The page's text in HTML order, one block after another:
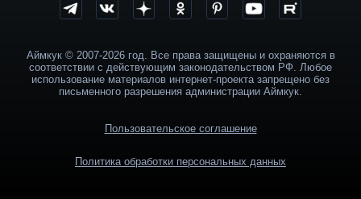
Аймкук © 2007-2026 год. Все права защищены и охраняются в
соответствии с действующим законодательством РФ. Любое
использование материалов интернет-проекта запрещено без
письменного разрешения администрации Аймкук.
Пользовательское соглашение
Политика обработки персональных данных